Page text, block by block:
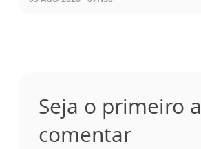
Seja o primeiro a
comentar